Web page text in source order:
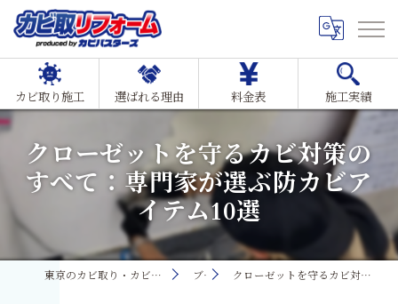
カビ取り施工 選ばれる理由 料金表 施工実績
クローゼットを守るカビ対策の
すべて：専門家が選ぶ防カビア
イテム10選
東京のカビ取り・カビ対策ならMIST工法®カビ取リフォーム ブログ クローゼットを守るカビ対策のすべて：専門家が選ぶ防カビアイテム10選